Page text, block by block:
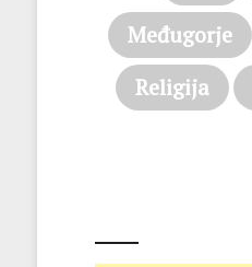
Međugorje
Religija